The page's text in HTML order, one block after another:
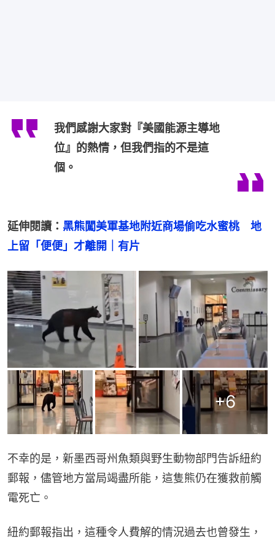
我們感謝大家對『美國能源主導地
位』的熱情，但我們指的不是這
個。
延伸閱讀： 黑熊闖美軍基地附近商場偷吃水蜜桃　地
上留「便便」才離開｜有片
+6
不幸的是，新墨西哥州魚類與野生動物部門告訴紐約
郵報，儘管地方當局竭盡所能，這隻熊仍在獲救前觸
電死亡。
紐約郵報指出，這種令人費解的情況過去也曾發生，